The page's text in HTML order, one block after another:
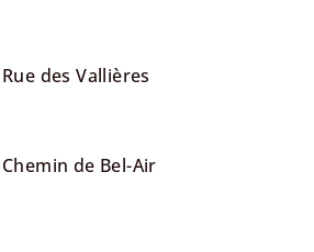
Rue des Vallières
Chemin de Bel-Air